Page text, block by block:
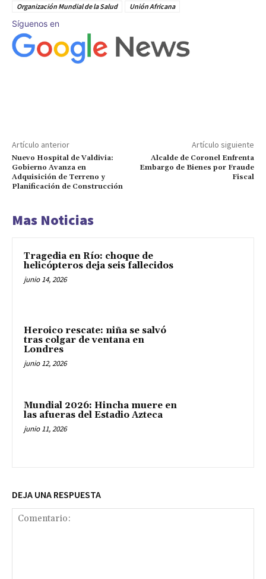
Organización Mundial de la Salud Unión Africana
Síguenos en
Artículo anterior
Nuevo Hospital de Valdivia:
Gobierno Avanza en
Adquisición de Terreno y
Planificación de Construcción
Artículo siguiente
Alcalde de Coronel Enfrenta
Embargo de Bienes por Fraude
Fiscal
Mas Noticias
Tragedia en Río: choque de
helicópteros deja seis fallecidos
junio 14, 2026
Heroico rescate: niña se salvó
tras colgar de ventana en
Londres
junio 12, 2026
Mundial 2026: Hincha muere en
las afueras del Estadio Azteca
junio 11, 2026
DEJA UNA RESPUESTA